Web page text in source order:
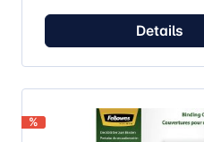
Details
%